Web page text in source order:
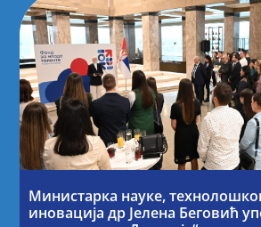
Министарка науке,
иновација др Јелена Беговић